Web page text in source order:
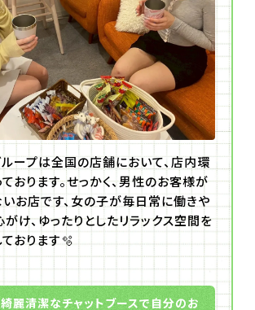
ープは全国の店舗において、店内環
おります。せっかく、男性のお客様が
お店です、女の子が毎日常に働きや
け、ゆったりとしたリラックス空間を
おります🫧
麗清潔なチャットブースで自分のお